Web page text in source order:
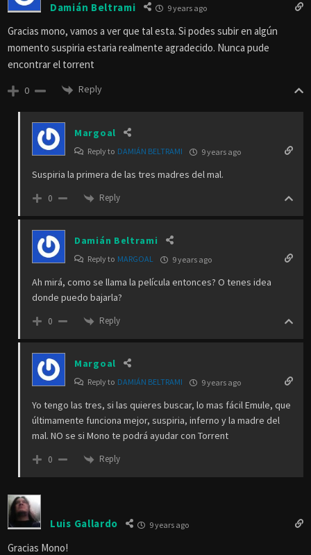
Damián Beltrami 9 years ago
Gracias mono, vamos a ver que tal esta. Si podes subir en algún
momento suspiria estaria realmente agradecido. Nunca pude
encontrar el torrent
0 Reply
Margoal
Reply to DAMIÁN BELTRAMI 9 years ago
Suspiria la primera de las tres madres del mal.
0 Reply
Damián Beltrami
Reply to MARGOAL 9 years ago
Ah mirá, como se llama la película entonces? O tenes idea
donde puedo bajarla?
0 Reply
Margoal
Reply to DAMIÁN BELTRAMI 9 years ago
Yo tengo las tres, si las quieres buscar, lo mas fácil Emule, que
últimamente funciona mejor, suspiria, inferno y la madre del
mal. NO se si Mono te podrá ayudar con Torrent
0 Reply
Luis Gallardo 9 years ago
Gracias Mono!